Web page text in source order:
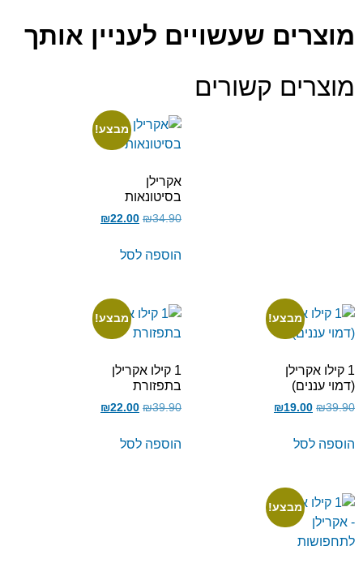
מוצרים שעשויים לעניין אותך
מוצרים קשורים
מבצע!
אקרילן
בסיטונאות
₪34.90
₪22.00
הוספה לסל
מבצע!
1 קילו אקרילן
(דמוי עננים)
₪39.90
₪19.00
הוספה לסל
מבצע!
1 קילו אקרילן
בתפזורת
₪39.90
₪22.00
הוספה לסל
מבצע!